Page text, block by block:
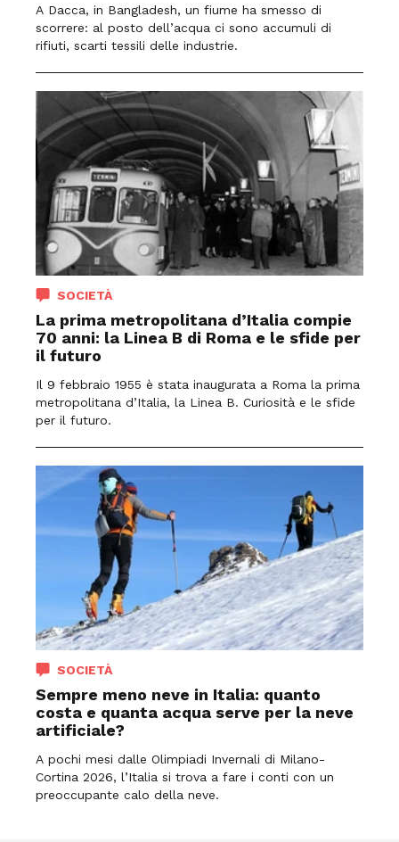
A Dacca, in Bangladesh, un fiume ha smesso di
scorrere: al posto dell’acqua ci sono accumuli di
rifiuti, scarti tessili delle industrie.
SOCIETÀ
La prima metropolitana d’Italia compie
70 anni: la Linea B di Roma e le sfide per
il futuro
Il 9 febbraio 1955 è stata inaugurata a Roma la prima
metropolitana d’Italia, la Linea B. Curiosità e le sfide
per il futuro.
SOCIETÀ
Sempre meno neve in Italia: quanto
costa e quanta acqua serve per la neve
artificiale?
A pochi mesi dalle Olimpiadi Invernali di Milano-
Cortina 2026, l’Italia si trova a fare i conti con un
preoccupante calo della neve.